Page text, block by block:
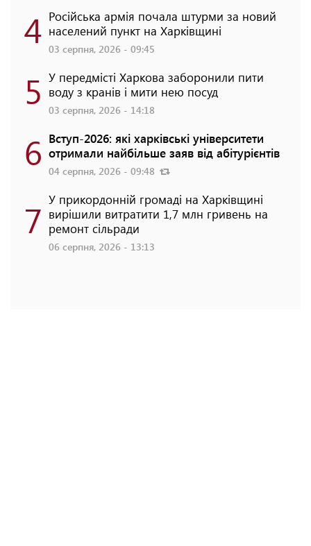
4 Російська армія почала штурми за новий
населений пункт на Харківщині
03 серпня, 2026 - 09:45
5 У передмісті Харкова заборонили пити
воду з кранів і мити нею посуд
03 серпня, 2026 - 14:18
6 Вступ-2026: які харківські університети
отримали найбільше заяв від абітурієнтів
04 серпня, 2026 - 09:48
7 У прикордонній громаді на Харківщині
вирішили витратити 1,7 млн гривень на
ремонт сільради
06 серпня, 2026 - 13:13